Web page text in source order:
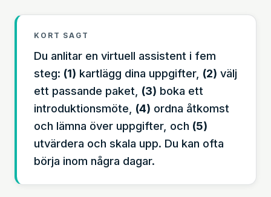
KORT SAGT
Du anlitar en virtuell assistent i fem
steg: (1) kartlägg dina uppgifter, (2) välj
ett passande paket, (3) boka ett
introduktionsmöte, (4) ordna åtkomst
och lämna över uppgifter, och (5)
utvärdera och skala upp. Du kan ofta
börja inom några dagar.